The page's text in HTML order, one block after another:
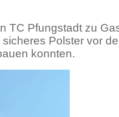
TC Pfungstadt zu
Polster vor
konnten.